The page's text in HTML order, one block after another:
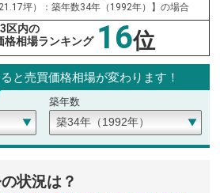
坪）：築年数34年（1992年）】の場合
区内の
格相場ランキング 16位
と売買価格相場が変わります！
築年数
状況は？